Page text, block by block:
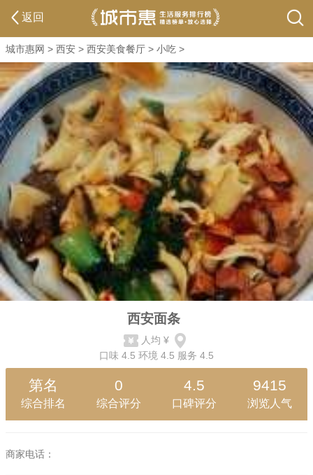
返回
城市惠网 > 西安 > 西安美食餐厅 > 小吃 >
西安面条
人均 ¥
口味 4.5 环境 4.5 服务 4.5
第名
综合排名
0
综合评分
4.5
口碑评分
9415
浏览人气
商家电话：